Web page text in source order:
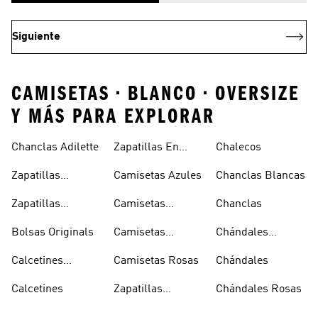
Siguiente
CAMISETAS • BLANCO • OVERSIZE
Y MÁS PARA EXPLORAR
Chanclas Adilette
Zapatillas
Zapatillas
Blancas
Bolsas Originals
Calcetines
Blancos
Calcetines
Zapatillas En
Camisetas Azules
Camisetas
Camisetas
Camisetas Rosas
Zapatillas
Chalecos
Chanclas Blancas
Chanclas
Chándales
Chándales
Chándales Rosas